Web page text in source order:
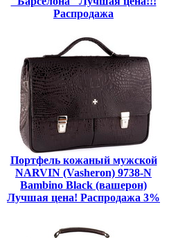
Распродажа
Портфель кожаный мужской
NARVIN (Vasheron) 9738-N
Bambino Black (вашерон)
Лучшая цена! Распродажа 3%